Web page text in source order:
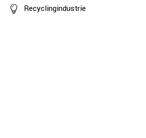
Recyclingindustrie